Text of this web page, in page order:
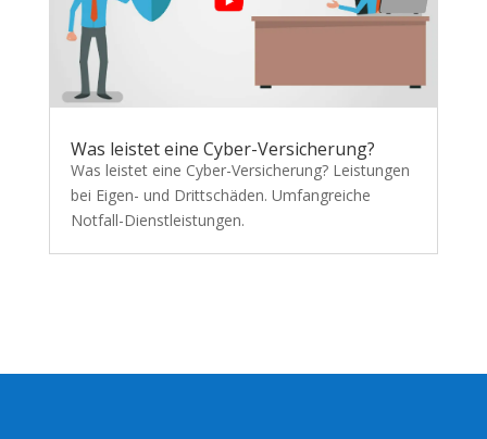
Was leistet eine Cyber-Versicherung?
Was leistet eine Cyber-Versicherung? Leistungen
bei Eigen- und Drittschäden. Umfangreiche
Notfall-Dienstleistungen.